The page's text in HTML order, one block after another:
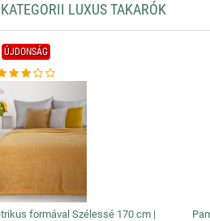
LUXUS TAKARÓK
ÚJDONSÁG
formával Szélessé 170 cm |